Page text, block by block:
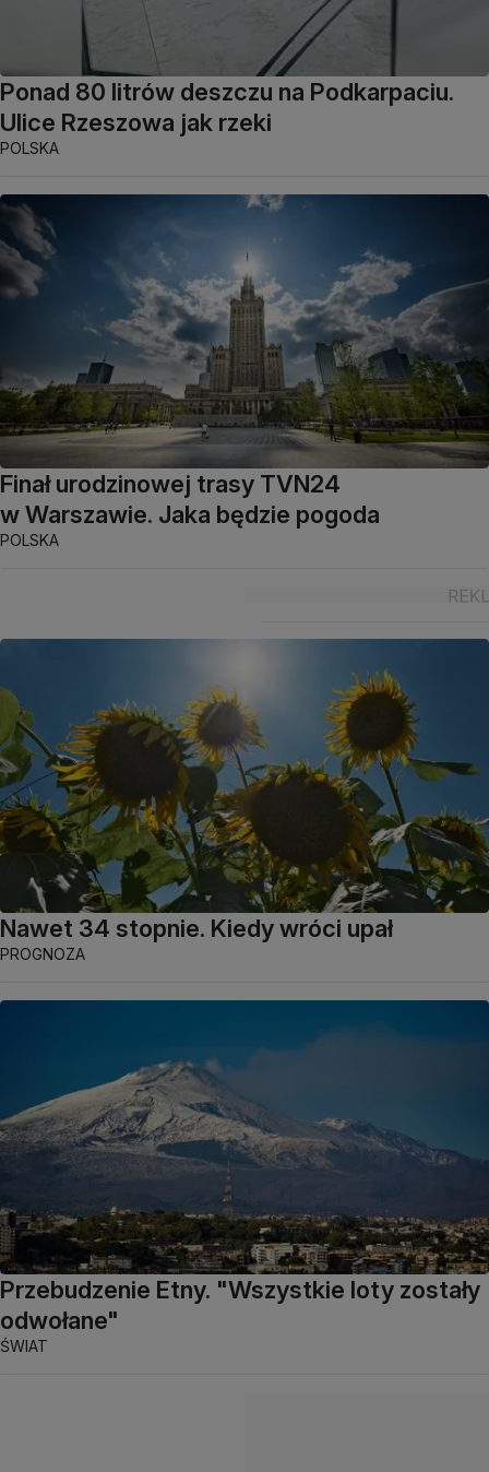
Ponad 80 litrów deszczu na Podkarpaciu.
Ulice Rzeszowa jak rzeki
POLSKA
Finał urodzinowej trasy TVN24
w Warszawie. Jaka będzie pogoda
POLSKA
Nawet 34 stopnie. Kiedy wróci upał
PROGNOZA
Przebudzenie Etny. "Wszystkie loty zostały
odwołane"
ŚWIAT